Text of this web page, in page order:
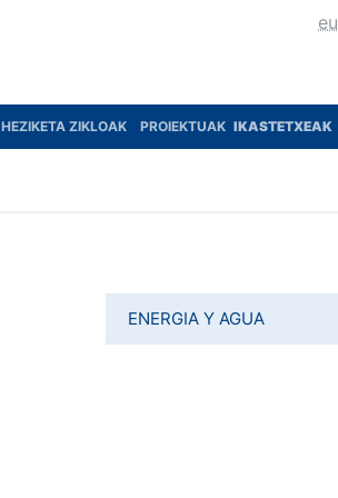
eu
HEZIKETA ZIKLOAK PROIEKTUAK IKASTETXEAK
ENERGIA Y AGUA